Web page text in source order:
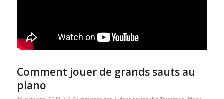
Comment jouer de grands sauts au
piano